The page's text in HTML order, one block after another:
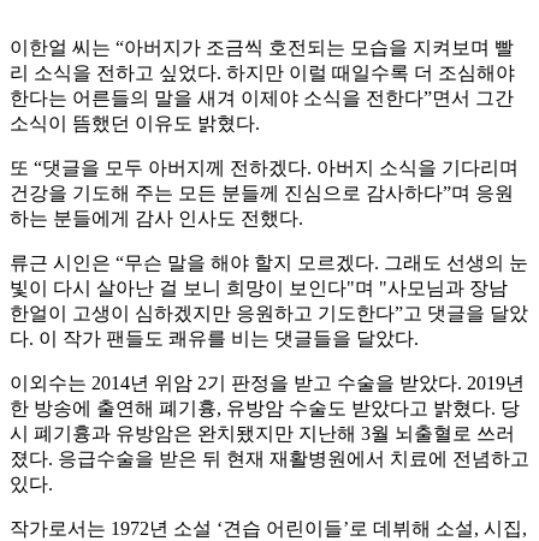
이한얼 씨는 “아버지가 조금씩 호전되는 모습을 지켜보며 빨
리 소식을 전하고 싶었다. 하지만 이럴 때일수록 더 조심해야
한다는 어른들의 말을 새겨 이제야 소식을 전한다”면서 그간
소식이 뜸했던 이유도 밝혔다.
또 “댓글을 모두 아버지께 전하겠다. 아버지 소식을 기다리며
건강을 기도해 주는 모든 분들께 진심으로 감사하다”며 응원
하는 분들에게 감사 인사도 전했다.
류근 시인은 “무슨 말을 해야 할지 모르겠다. 그래도 선생의 눈
빛이 다시 살아난 걸 보니 희망이 보인다"며 "사모님과 장남
한얼이 고생이 심하겠지만 응원하고 기도한다”고 댓글을 달았
다. 이 작가 팬들도 쾌유를 비는 댓글들을 달았다.
이외수는 2014년 위암 2기 판정을 받고 수술을 받았다. 2019년
한 방송에 출연해 폐기흉, 유방암 수술도 받았다고 밝혔다. 당
시 폐기흉과 유방암은 완치됐지만 지난해 3월 뇌출혈로 쓰러
졌다. 응급수술을 받은 뒤 현재 재활병원에서 치료에 전념하고
있다.
작가로서는 1972년 소설 ‘견습 어린이들’로 데뷔해 소설, 시집,